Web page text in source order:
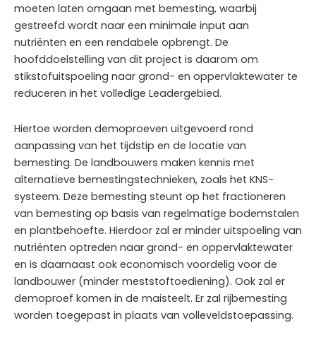
moeten laten omgaan met bemesting, waarbij
gestreefd wordt naar een minimale input aan
nutriënten en een rendabele opbrengt. De
hoofddoelstelling van dit project is daarom om
stikstofuitspoeling naar grond- en oppervlaktewater te
reduceren in het volledige Leadergebied.
Hiertoe worden demoproeven uitgevoerd rond
aanpassing van het tijdstip en de locatie van
bemesting. De landbouwers maken kennis met
alternatieve bemestingstechnieken, zoals het KNS-
systeem. Deze bemesting steunt op het fractioneren
van bemesting op basis van regelmatige bodemstalen
en plantbehoefte. Hierdoor zal er minder uitspoeling van
nutriënten optreden naar grond- en oppervlaktewater
en is daarnaast ook economisch voordelig voor de
landbouwer (minder meststoftoediening). Ook zal er
demoproef komen in de maisteelt. Er zal rijbemesting
worden toegepast in plaats van volleveldstoepassing.